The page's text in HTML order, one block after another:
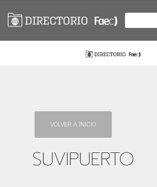
VOLVER A INICIO
SUVIPUERTO